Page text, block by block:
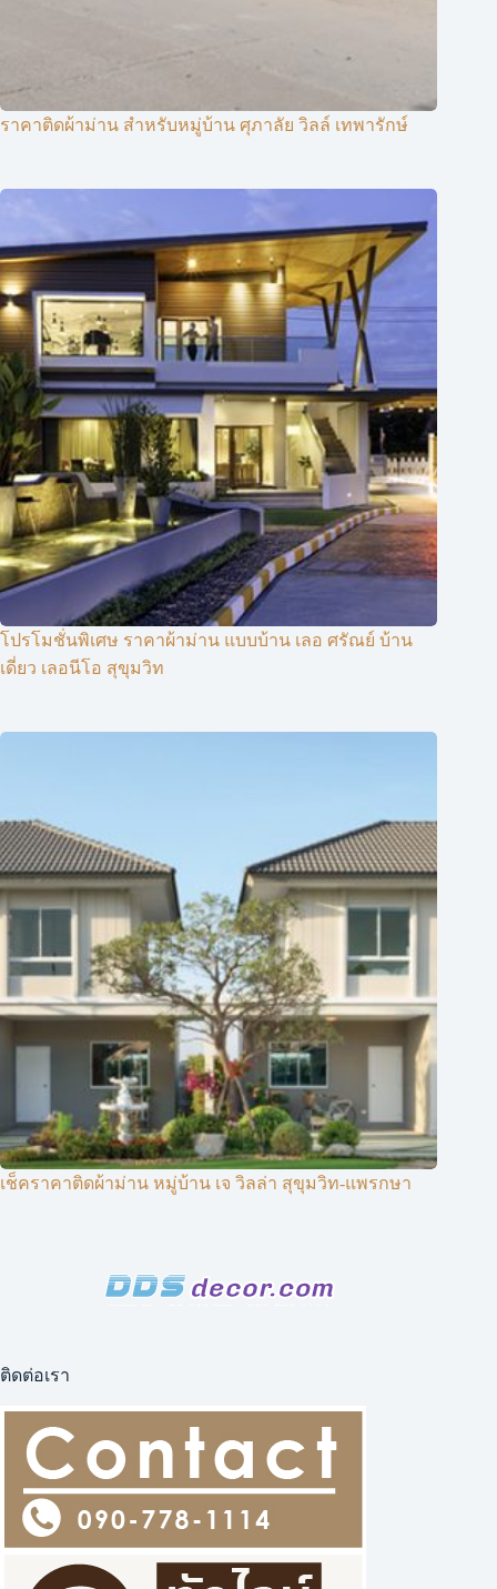
ราคาติดผ้าม่าน สำหรับหมู่บ้าน ศุภาลัย วิลล์ เทพารักษ์
โปรโมชั่นพิเศษ ราคาผ้าม่าน แบบบ้าน เลอ ศรัณย์ บ้าน
เดี่ยว เลอนีโอ สุขุมวิท
เช็คราคาติดผ้าม่าน หมู่บ้าน เจ วิลล่า สุขุมวิท-แพรกษา
ติดต่อเรา